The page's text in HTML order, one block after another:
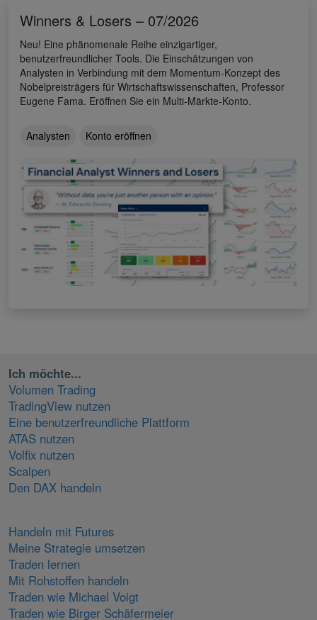
Winners & Losers – 07/2026
Neu! Eine phänomenale Reihe einzigartiger,
benutzerfreundlicher Tools. Die Einschätzungen von
Analysten in Verbindung mit dem Momentum-Konzept des
Nobelpreisträgers für Wirtschaftswissenschaften, Professor
Eugene Fama. Eröffnen Sie ein Multi-Märkte-Konto.
Analysten Konto eröffnen
Ich möchte...
Volumen Trading
TradingView nutzen
Eine benutzerfreundliche Plattform
ATAS nutzen
Volfix nutzen
Scalpen
Den DAX handeln
Handeln mit Futures
Meine Strategie umsetzen
Traden lernen
Mit Rohstoffen handeln
Traden wie Michael Voigt
Traden wie Birger Schäfermeier